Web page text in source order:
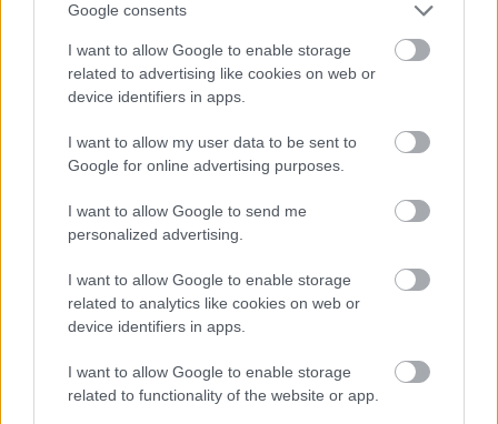
Google consents
I want to allow Google to enable storage
related to advertising like cookies on web or
device identifiers in apps.
I want to allow my user data to be sent to
Google for online advertising purposes.
I want to allow Google to send me
personalized advertising.
I want to allow Google to enable storage
related to analytics like cookies on web or
device identifiers in apps.
I want to allow Google to enable storage
related to functionality of the website or app.
éveken át az 1970-es évekig vándorolunk" - mondta
a rendező.
Tibor, Ónodi Eszter időskori szerepében a legendás
lengyel színésznő,Danuta Szaflarska
kerettörténetet. Ebben az idősíkban a lányát Básti
Juli alakítja, aki egy másik korszakban saját
nagymamájaként is megjelenik a filmben. "Játszunk
az idővel, a generációk közti belső hasonlatosságok,
különös ismétlődések mindannyiunk családi
örökségébe beletartoznak". A további szerepekben
többek között Lengyel Ferenc, Csomós Mari,
Cserna Antal, Kerekes Viktória, Szervét Tibor és
tűnik fel.